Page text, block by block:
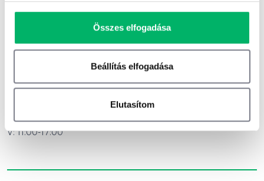
Összes elfogadása
Beállítás elfogadása
Elutasítom
Terms of use © 1987–2026 HERE
Nyitvatartás
P-Szo:11:00 - 24:00
V:11:00-17:00